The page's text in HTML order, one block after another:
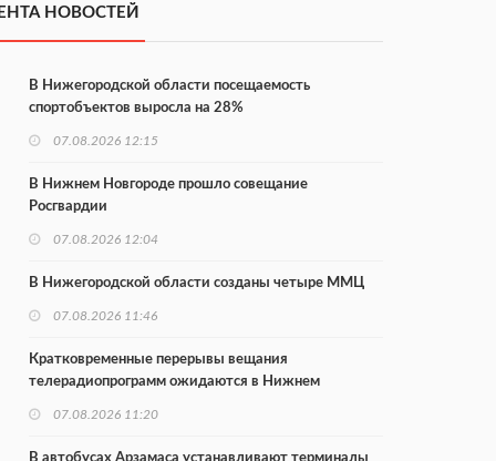
НОВОСТЕЙ
В Нижегородской области посещаемость
спортобъектов выросла на 28%
07.08.2026 12:15
В Нижнем Новгороде прошло совещание
Росгвардии
07.08.2026 12:04
В Нижегородской области созданы четыре ММЦ
07.08.2026 11:46
Кратковременные перерывы вещания
телерадиопрограмм ожидаются в Нижнем
07.08.2026 11:20